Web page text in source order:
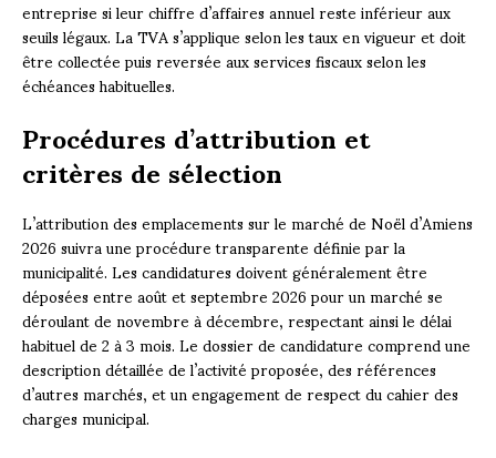
entreprise si leur chiffre d’affaires annuel reste inférieur aux
seuils légaux. La TVA s’applique selon les taux en vigueur et doit
être collectée puis reversée aux services fiscaux selon les
échéances habituelles.
Procédures d’attribution et
critères de sélection
L’attribution des emplacements sur le marché de Noël d’Amiens
2026 suivra une procédure transparente définie par la
municipalité. Les candidatures doivent généralement être
déposées entre août et septembre 2026 pour un marché se
déroulant de novembre à décembre, respectant ainsi le délai
habituel de 2 à 3 mois. Le dossier de candidature comprend une
description détaillée de l’activité proposée, des références
d’autres marchés, et un engagement de respect du cahier des
charges municipal.